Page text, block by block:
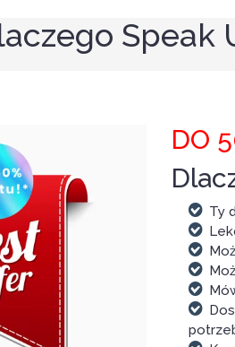
Speak
DO
Ty